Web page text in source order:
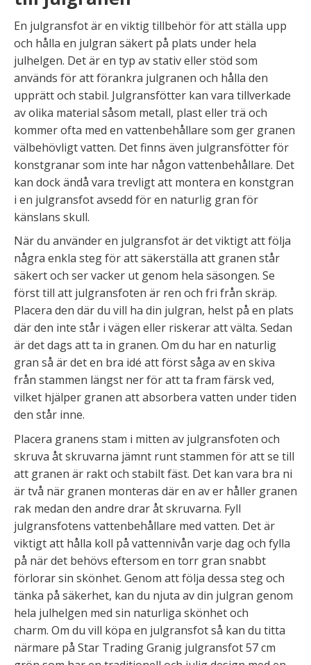
En julgransfot är en viktig tillbehör för att ställa upp
och hålla en julgran säkert på plats under hela
julhelgen. Det är en typ av stativ eller stöd som
används för att förankra julgranen och hålla den
upprätt och stabil. Julgransfötter kan vara tillverkade
av olika material såsom metall, plast eller trä och
kommer ofta med en vattenbehållare som ger granen
välbehövligt vatten. Det finns även julgransfötter för
konstgranar som inte har någon vattenbehållare. Det
kan dock ändå vara trevligt att montera en konstgran
i en julgransfot avsedd för en naturlig gran för
känslans skull.
När du använder en julgransfot är det viktigt att följa
några enkla steg för att säkerställa att granen står
säkert och ser vacker ut genom hela säsongen. Se
först till att julgransfoten är ren och fri från skräp.
Placera den där du vill ha din julgran, helst på en plats
där den inte står i vägen eller riskerar att välta. Sedan
är det dags att ta in granen. Om du har en naturlig
gran så är det en bra idé att först såga av en skiva
från stammen längst ner för att ta fram färsk ved,
vilket hjälper granen att absorbera vatten under tiden
den står inne.
Placera granens stam i mitten av julgransfoten och
skruva åt skruvarna jämnt runt stammen för att se till
att granen är rakt och stabilt fäst. Det kan vara bra ni
är två när granen monteras där en av er håller granen
rak medan den andre drar åt skruvarna. Fyll
julgransfotens vattenbehållare med vatten. Det är
viktigt att hålla koll på vattennivån varje dag och fylla
på när det behövs eftersom en torr gran snabbt
förlorar sin skönhet. Genom att följa dessa steg och
tänka på säkerhet, kan du njuta av din julgran genom
hela julhelgen med sin naturliga skönhet och
charm. Om du vill köpa en julgransfot så kan du titta
närmare på Star Trading Granig julgransfot 57 cm